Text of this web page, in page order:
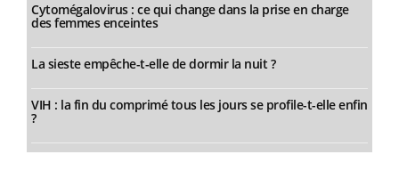
Cytomégalovirus : ce qui change dans la prise en charge
des femmes enceintes
La sieste empêche-t-elle de dormir la nuit ?
VIH : la fin du comprimé tous les jours se profile-t-elle enfin
?